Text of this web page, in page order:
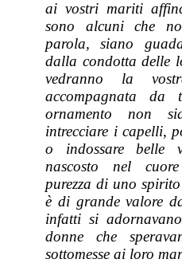
ai vostri mariti
sono alcuni che
parola, siano
dalla condotta delle
vedranno la
accompagnata
ornamento non
intrecciare i capelli,
o indossare belle
nascosto nel
purezza di uno
è di grande valore
infatti si
donne che
sottomesse ai loro